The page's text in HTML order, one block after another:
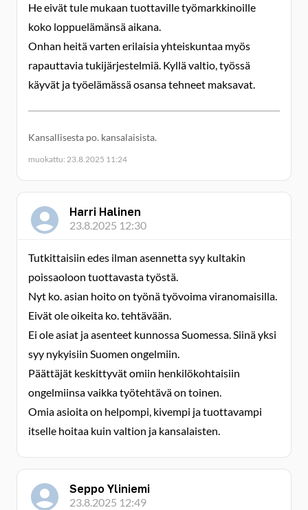
He eivät tule mukaan tuottaville työmarkkinoille
koko loppuelämänsä aikana.
Onhan heitä varten erilaisia yhteiskuntaa myös
rapauttavia tukijärjestelmiä. Kyllä valtio, työssä
käyvät ja työelämässä osansa tehneet maksavat.
Kansallisesta po. kansalaisista.
muokattu: 23.8.2025 11:24
Harri Halinen
23.8.2025 12:30
Tutkittaisiin edes ilman asennetta syy kultakin
poissaoloon tuottavasta työstä.
Nyt ko. asian hoito on työnä työvoima viranomaisilla.
Eivät ole oikeita ko. tehtävään.
Ei ole asiat ja asenteet kunnossa Suomessa. Siinä yksi
syy nykyisiin Suomen ongelmiin.
Päättäjät keskittyvät omiin henkilökohtaisiin
ongelmiinsa vaikka työtehtävä on toinen.
Omia asioita on helpompi, kivempi ja tuottavampi
itselle hoitaa kuin valtion ja kansalaisten.
Seppo Yliniemi
23.8.2025 12:49